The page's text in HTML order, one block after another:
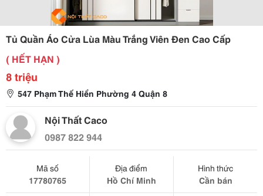
Tủ Quần Áo Cửa Lùa Màu Trắng Viên Đen Cao Cấp
( HẾT HẠN )
8 triệu
547 Phạm Thế Hiển Phường 4 Quận 8
Nội Thất Caco
0987 822 944
Mã số
17780765
Địa điểm
Hồ Chí Minh
Hình thức
Cần bán